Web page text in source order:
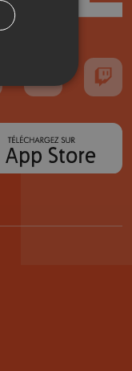
TikTok
nous sur YouTube
Suivez-nous